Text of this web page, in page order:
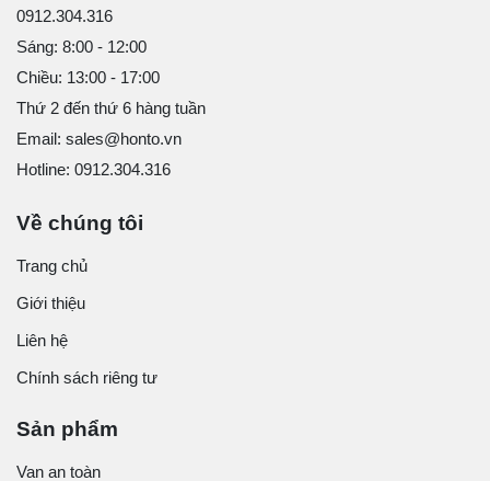
0912.304.316
Sáng: 8:00 - 12:00
Chiều: 13:00 - 17:00
Thứ 2 đến thứ 6 hàng tuần
Email: sales@honto.vn
Hotline: 0912.304.316
Về chúng tôi
Trang chủ
Giới thiệu
Liên hệ
Chính sách riêng tư
Sản phẩm
Van an toàn